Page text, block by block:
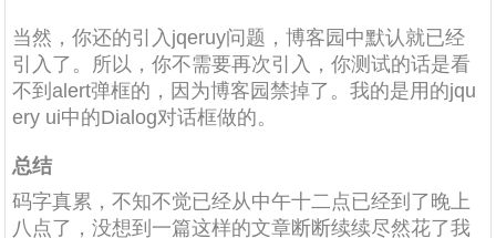
当然，你还的引入jqeruy问题，博客园中默认就已经
引入了。所以，你不需要再次引入，你测试的话是看
不到alert弹框的，因为博客园禁掉了。我的是用的jqu
ery ui中的Dialog对话框做的。
总结
码字真累，不知不觉已经从中午十二点已经到了晚上
八点了，没想到一篇这样的文章断断续续尽然花了我